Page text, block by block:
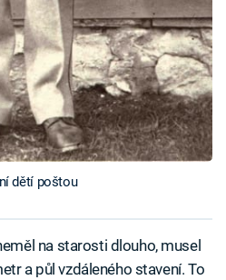
dětí poštou
na starosti dlouho, musel
a půl vzdáleného stavení. To